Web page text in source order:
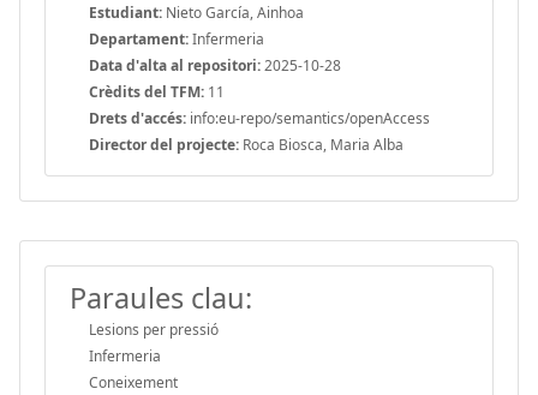
Estudiant: Nieto García, Ainhoa
Departament:Infermeria
Data d'alta al repositori:2025-10-28
Crèdits del TFM: 11
Drets d'accés: info:eu-repo/semantics/openAccess
Director del projecte: Roca Biosca, Maria Alba
Paraules clau:
Lesions per pressió
Infermeria
Coneixement